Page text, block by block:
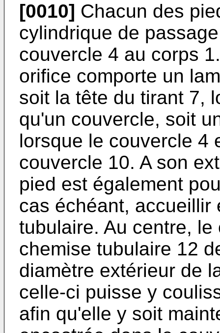
[0010] Chacun des
cylindrique de
couvercle 4 au corps
orifice comporte un
soit la tête du tirant 7,
qu'un couvercle, soit
lorsque le couvercle 4
couvercle 10. A son
pied est également
cas échéant, accueillir
tubulaire. Au centre,
chemise tubulaire 12
diamètre extérieur de
celle-ci puisse y
afin qu'elle y soit